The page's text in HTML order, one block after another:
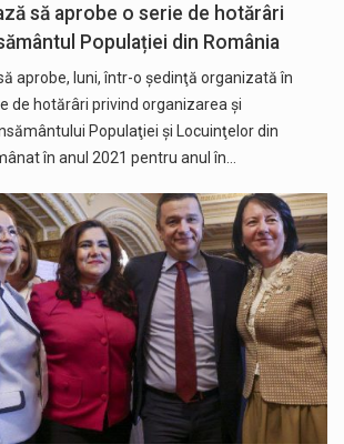
să aprobe o serie de hotărâri
Populației din România
aprobe, luni, într-o şedinţă organizată în
de hotărâri privind organizarea şi
Populaţiei şi Locuinţelor din
în anul 2021 pentru anul în…